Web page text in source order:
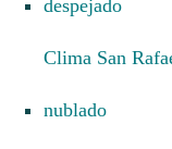
despejado
Clima San Rafael Oriente 10 febrero 2026 cielo
nublado